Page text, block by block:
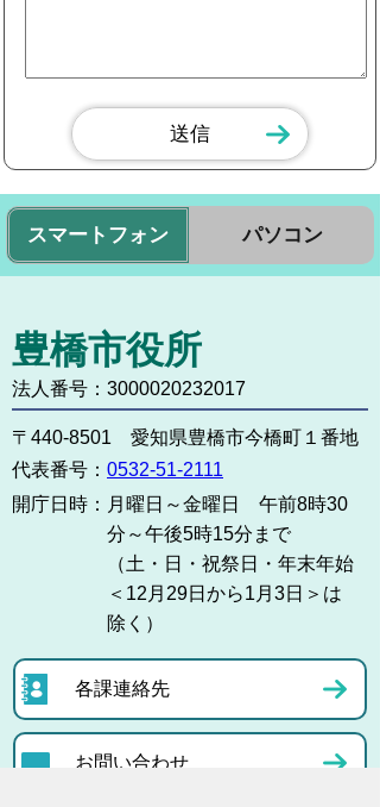
スマートフォン パソコン
豊橋市役所
法人番号：3000020232017
〒440-8501 愛知県豊橋市今橋町１番地
代表番号： 0532-51-2111
開庁日時： 月曜日～金曜日 午前8時30
分～午後5時15分まで
（土・日・祝祭日・年末年始
＜12月29日から1月3日＞は
除く）
各課連絡先
お問い合わせ